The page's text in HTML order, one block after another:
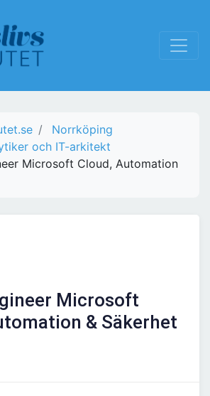
Norrköping
och IT-arkitekt
Microsoft Cloud, Automation
Microsoft
& Säkerhet